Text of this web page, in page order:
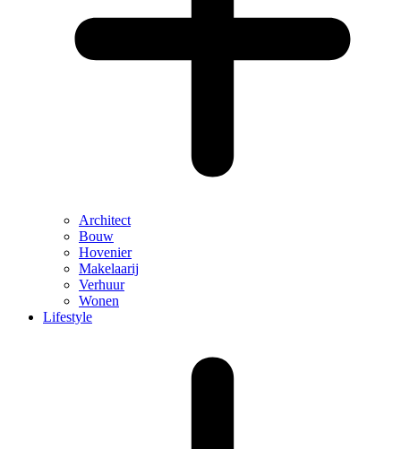
Architect
Bouw
Hovenier
Makelaarij
Verhuur
Wonen
Lifestyle